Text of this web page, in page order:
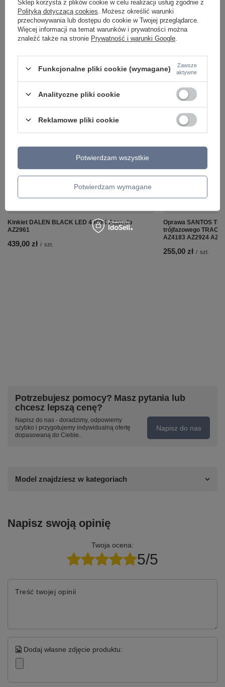
ZOBACZ RÓWNIEŻ
Kinkiet DALEN BLACK LED 4000K Azzardo
AZ2961
439,00 zł / szt.
Oprawa SANTOS
trójfazowego TRACK
AZ4183 AZ2924
255,00 zł / szt.
Potrzebujesz pomocy? Masz pytania lub
chcesz lepszą cenę?
Napisz do nas - doradzimy, odpowiemy
szybko i przygotujemy indywidualną ofertę
dopasowaną do Ciebie..
Napisz do nas
Model znajdziesz w kategoriach
Napisz swoją opinię
Twoja ocena:
5/5
Treść twojej opinii
Dodaj własne zdjęcie produktu:
Sklep korzysta z plików cookie w celu realizacji usług zgodnie z
Polityką dotyczącą cookies . Możesz określić warunki
przechowywania lub dostępu do cookie w Twojej przeglądarce.
Więcej informacji na temat warunków i prywatności można
znaleźć także na stronie Prywatność i warunki Google
Funkcjonalne pliki cookie (wymagane)
Zawsze
aktywne
Analityczne pliki cookie
Reklamowe pliki cookie
Potwierdzam wymagane
Potwierdzam wszystkie